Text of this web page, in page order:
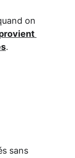
on
.
sans